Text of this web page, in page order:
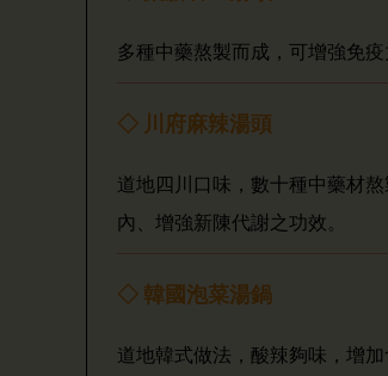
多種中藥熬製而成，可增強免
◇ 川府麻辣湯頭
道地四川口味，數十種中藥材
內、增強新陳代謝之功效。
◇ 韓國泡菜湯鍋
道地韓式做法，酸辣夠味，增加